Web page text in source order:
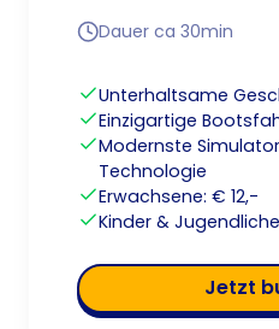
Dauer ca 30min
Unterhaltsame
Einzigartige
Modernste
Technologie
Erwachsene: € 12,-
Kinder &
jetzt